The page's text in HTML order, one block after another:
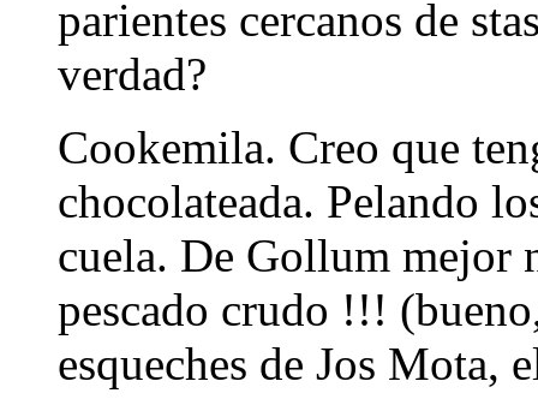
parientes cercanos de
verdad?
Cookemila. Creo que
chocolateada. Pelando
cuela. De Gollum mejor
pescado crudo !!!
esqueches de Jos Mota,